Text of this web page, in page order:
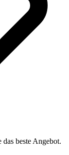
beste Angebot.